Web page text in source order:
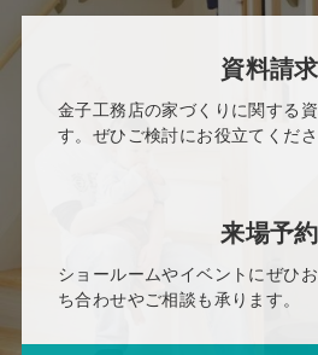
資料請求
金子工務店の家づくりに関する
す。ぜひご検討にお役立てくださ
来場予約
ショールームやイベントにぜひ
ち合わせやご相談も承ります。